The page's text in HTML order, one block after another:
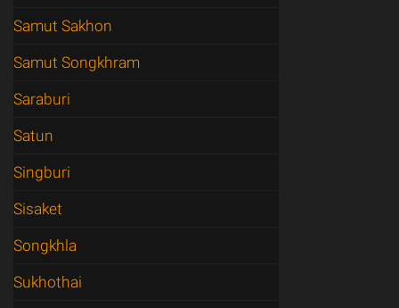
Samut Sakhon
Samut Songkhram
Saraburi
Satun
Singburi
Sisaket
Songkhla
Sukhothai